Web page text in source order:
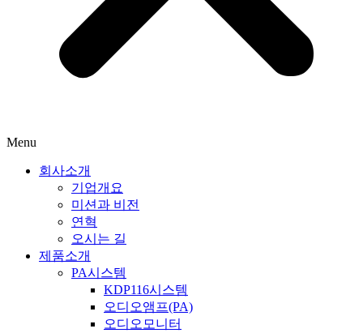
Menu
회사소개
기업개요
미션과 비전
연혁
오시는 길
제품소개
PA시스템
KDP116시스템
오디오앰프(PA)
오디오모니터